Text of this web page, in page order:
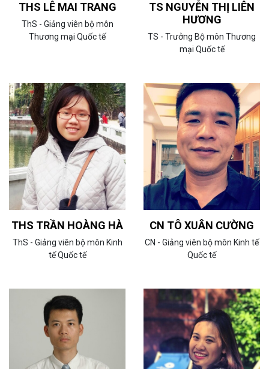
THS LÊ MAI TRANG
ThS - Giảng viên bộ môn
Thương mại Quốc tế
TS NGUYỄN THỊ LIÊN
HƯƠNG
TS - Trưởng Bộ môn Thương
mại Quốc tế
THS TRẦN HOÀNG HÀ
ThS - Giảng viên bộ môn Kinh
tế Quốc tế
CN TÔ XUÂN CƯỜNG
CN - Giảng viên bộ môn Kinh tế
Quốc tế